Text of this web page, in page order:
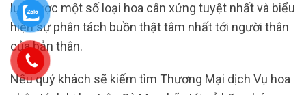
lựa được một số loại hoa cân xứng tuyệt nhất và biểu
hiện sự phân tách buồn thật tâm nhất tới người thân
của bản thân.
Nếu quý khách sẽ kiếm tìm Thương Mại dịch Vụ hoa